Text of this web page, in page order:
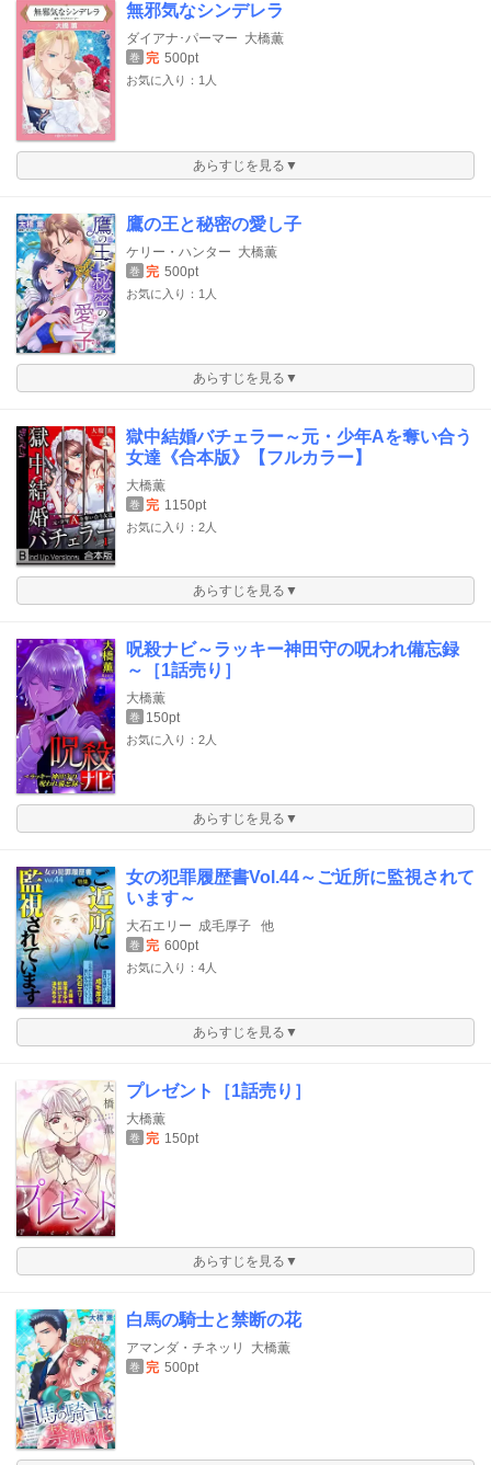
無邪気なシンデレラ
ダイアナ･パーマー 大橋薫
巻 完 500pt
お気に入り：1人
あらすじを見る▼
鷹の王と秘密の愛し子
ケリー・ハンター 大橋薫
巻 完 500pt
お気に入り：1人
あらすじを見る▼
獄中結婚バチェラー～元・少年Aを奪い合う
女達《合本版》【フルカラー】
大橋薫
巻 完 1150pt
お気に入り：2人
あらすじを見る▼
呪殺ナビ～ラッキー神田守の呪われ備忘録
～［1話売り］
大橋薫
巻 150pt
お気に入り：2人
あらすじを見る▼
女の犯罪履歴書Vol.44～ご近所に監視されて
います～
大石エリー 成毛厚子 他
巻 完 600pt
お気に入り：4人
あらすじを見る▼
プレゼント［1話売り］
大橋薫
巻 完 150pt
あらすじを見る▼
白馬の騎士と禁断の花
アマンダ・チネッリ 大橋薫
巻 完 500pt